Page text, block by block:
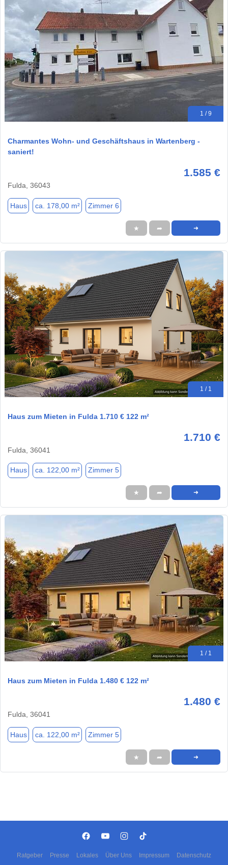
1 / 9
Charmantes Wohn- und Geschäftshaus in Wartenberg -
saniert!
1.585 €
Fulda, 36043
Haus ca. 178,00 m² Zimmer 6
★ ➦ ➜
1 / 1
Haus zum Mieten in Fulda 1.710 € 122 m²
1.710 €
Fulda, 36041
Haus ca. 122,00 m² Zimmer 5
★ ➦ ➜
1 / 1
Haus zum Mieten in Fulda 1.480 € 122 m²
1.480 €
Fulda, 36041
Haus ca. 122,00 m² Zimmer 5
★ ➦ ➜
Ratgeber Presse Lokales Über Uns Impressum Datenschutz